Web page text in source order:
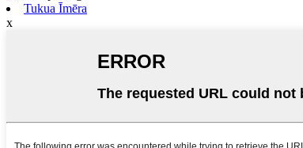
Tukua Īmēra
x